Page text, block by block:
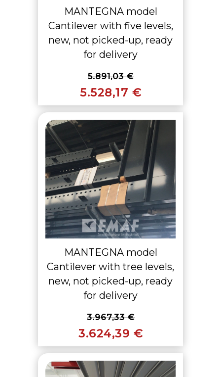
MANTEGNA model
Cantilever with five levels,
new, not picked-up, ready
for delivery
5.891,03 €
5.528,17 €
MANTEGNA model
Cantilever with tree levels,
new, not picked-up, ready
for delivery
3.967,33 €
3.624,39 €